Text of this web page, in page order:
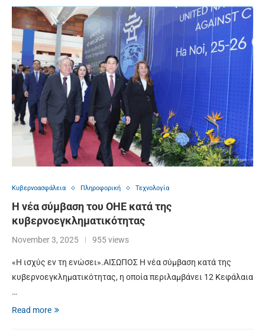
Κυβερνοασφάλεια Πληροφορική Τεχνολογία
Η νέα σύμβαση του ΟΗΕ κατά της
κυβερνοεγκληματικότητας
November 3, 2025 955 views
«Η ισχύς εν τη ενώσει».ΑΙΣΩΠΟΣ Η νέα σύμβαση κατά της
κυβερνοεγκληματικότητας, η οποία περιλαμβάνει 12 Κεφάλαια
…
Read more